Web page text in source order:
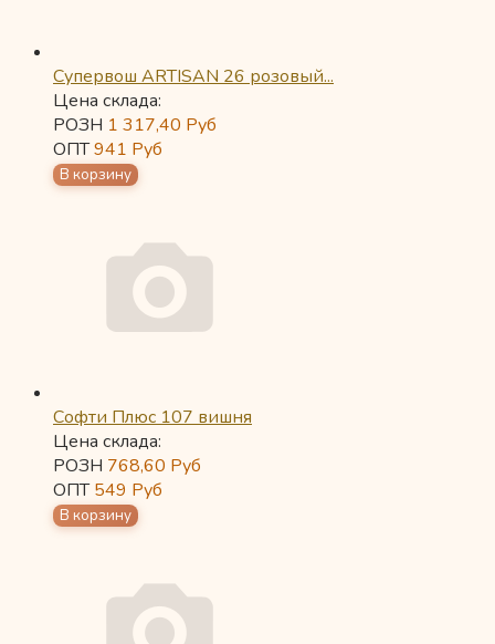
Супервош ARTISAN 26 розовый...
Цена склада:
РОЗН 1 317,40 Руб
ОПТ941 Руб
Софти Плюс 107 вишня
Цена склада:
РОЗН 768,60 Руб
ОПТ549 Руб